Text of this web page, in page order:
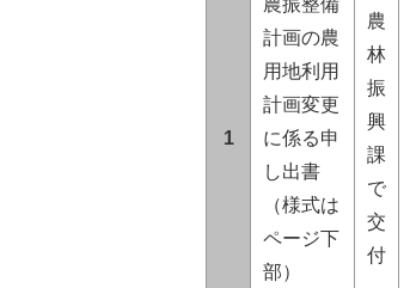
1
計画の農
用地利用
計画変更
に係る申
し出書
（様式は
ページ下
部）
農
林
振
興
課
で
交
付